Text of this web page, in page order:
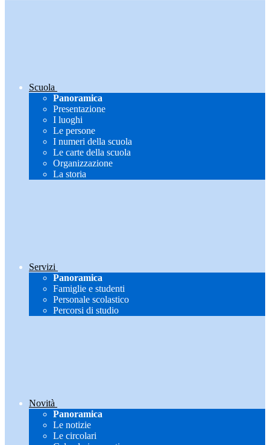
Scuola
Panoramica
Presentazione
I luoghi
Le persone
I numeri della scuola
Le carte della scuola
Organizzazione
La storia
Servizi
Panoramica
Famiglie e studenti
Personale scolastico
Percorsi di studio
Novità
Panoramica
Le notizie
Le circolari